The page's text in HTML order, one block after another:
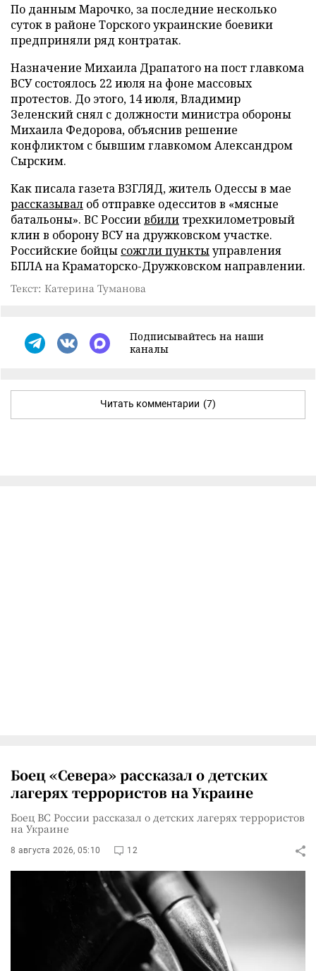
По данным Марочко, за последние несколько
суток в районе Торского украинские боевики
предприняли ряд контратак.
Назначение Михаила Драпатого на пост главкома
ВСУ состоялось 22 июля на фоне массовых
протестов. До этого, 14 июля, Владимир
Зеленский снял с должности министра обороны
Михаила Федорова, объяснив решение
конфликтом с бывшим главкомом Александром
Сырским.
Как писала газета ВЗГЛЯД, житель Одессы в мае
рассказывал об отправке одесситов в «мясные
батальоны». ВС Россиивбили трехкилометровый
клин в оборону ВСУ на дружковском участке.
Российские бойцы сожгли пунктыуправления
БПЛА на Краматорско-Дружковском направлении.
Текст: Катерина Туманова
Подписывайтесь на наши
каналы
Читать комментарии (7)
Боец «Севера» рассказал о детских
лагерях террористов на Украине
Боец ВС России рассказал о детских лагерях террористов
на Украине
8 августа 2026, 05:10 12